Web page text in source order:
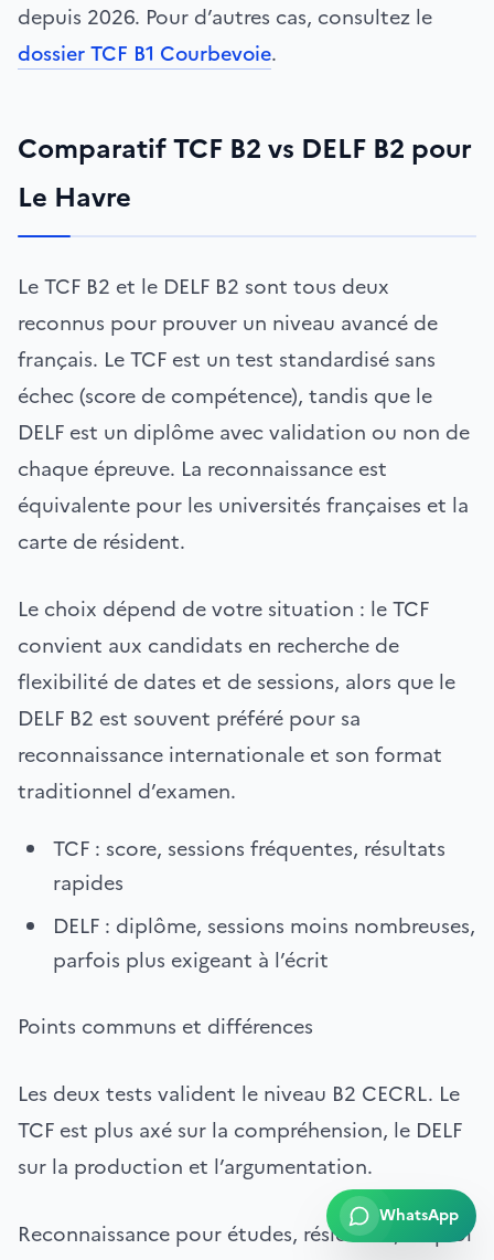
depuis 2026. Pour d’autres cas, consultez le
dossier TCF B1 Courbevoie.
Comparatif TCF B2 vs DELF B2 pour
Le Havre
Le TCF B2 et le DELF B2 sont tous deux
reconnus pour prouver un niveau avancé de
français. Le TCF est un test standardisé sans
échec (score de compétence), tandis que le
DELF est un diplôme avec validation ou non de
chaque épreuve. La reconnaissance est
équivalente pour les universités françaises et la
carte de résident.
Le choix dépend de votre situation : le TCF
convient aux candidats en recherche de
flexibilité de dates et de sessions, alors que le
DELF B2 est souvent préféré pour sa
reconnaissance internationale et son format
traditionnel d’examen.
TCF : score, sessions fréquentes, résultats
rapides
DELF : diplôme, sessions moins nombreuses,
parfois plus exigeant à l’écrit
Points communs et différences
Les deux tests valident le niveau B2 CECRL. Le
TCF est plus axé sur la compréhension, le DELF
sur la production et l’argumentation.
Reconnaissance pour études, résidence, emploi
WhatsApp